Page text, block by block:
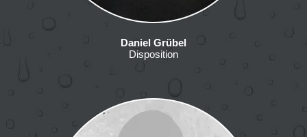
Daniel Grübel
Disposition